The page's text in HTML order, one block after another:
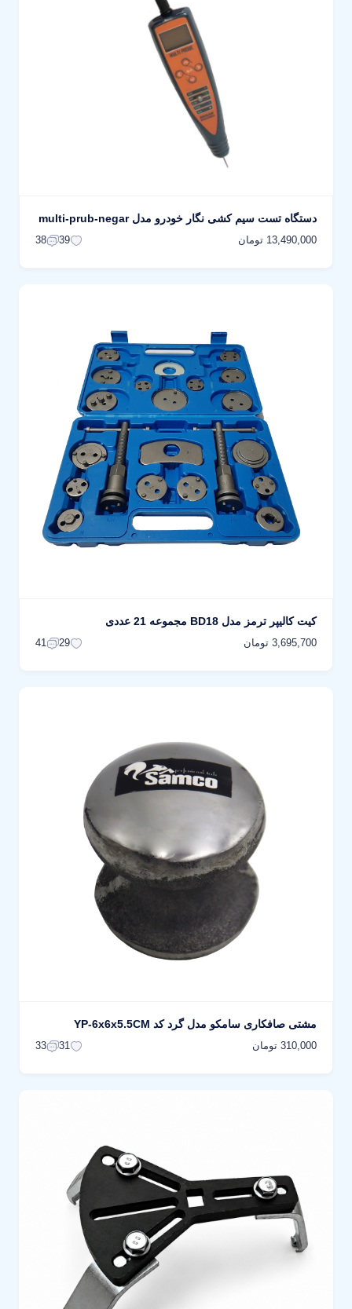
دستگاه تست سیم کشی نگار خودرو مدل multi-prub-negar
13,490,000 تومان 39
38
کیت کالیپر ترمز مدل BD18 مجموعه 21 عددی
3,695,700 تومان 29
41
مشتی صافکاری سامکو مدل گرد کد YP-6x6x5.5CM
310,000 تومان 31
33